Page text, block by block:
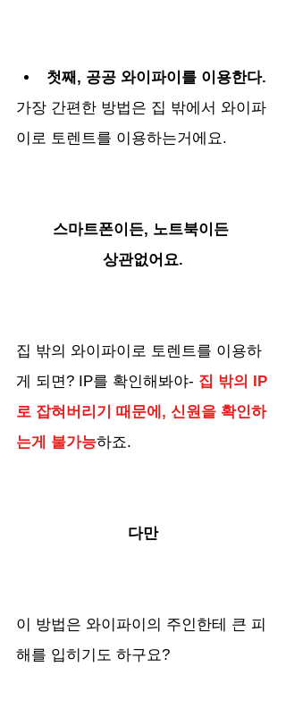
첫째, 공공 와이파이를 이용한다.
가장 간편한 방법은 집 밖에서 와이파
이로 토렌트를 이용하는거에요.
스마트폰이든, 노트북이든
상관없어요.
집 밖의 와이파이로 토렌트를 이용하
게 되면? IP를 확인해봐야- 집 밖의 IP
로 잡혀버리기 때문에, 신원을 확인하
는게 불가능하죠.
다만
이 방법은 와이파이의 주인한테 큰 피
해를 입히기도 하구요?